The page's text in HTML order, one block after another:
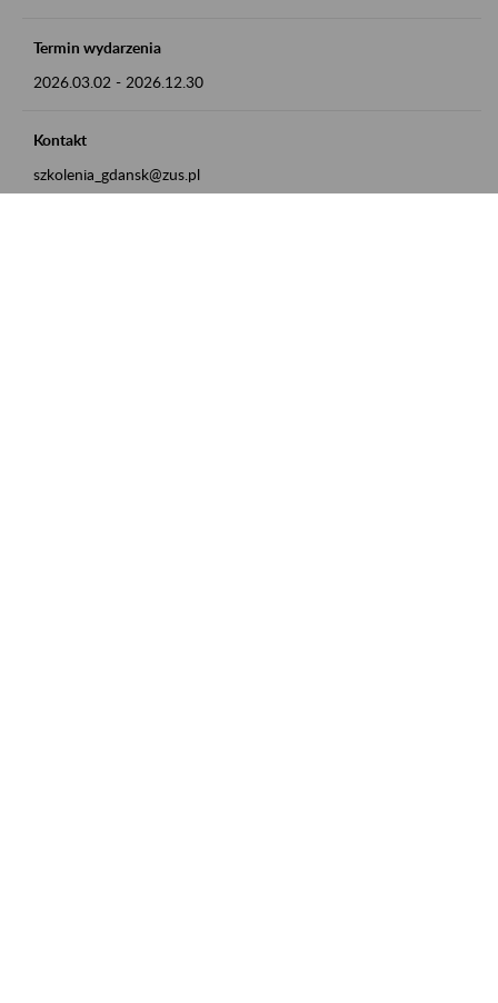
Termin wydarzenia
2026.03.02 - 2026.12.30
Kontakt
szkolenia_gdansk@zus.pl